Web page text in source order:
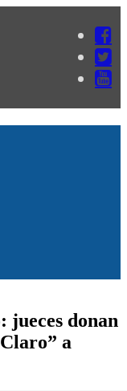
donan
a